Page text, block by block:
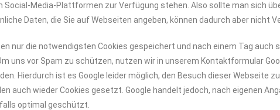
Social-Media-Plattformen zur Verfügung stehen. Also sollte man sich
Daten, die Sie auf Webseiten angeben, können dadurch aber nicht
nur die notwendigsten Cookies gespeichert und nach einem Tag
uns vor Spam zu schützen, nutzen wir in unserem Kontaktformular
Hierdurch ist es Google leider möglich, den Besuch dieser Webseite
auch wieder Cookies gesetzt. Google handelt jedoch, nach eigenen
optimal geschützt.